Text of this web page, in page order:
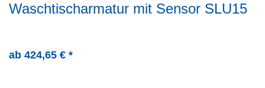
Waschtischarmatur mit Sensor SLU15
ab 424,65 € *